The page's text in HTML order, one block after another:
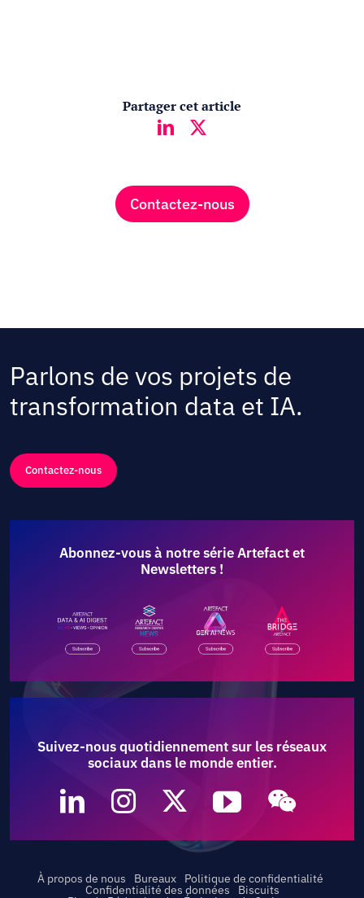
Partager cet article
Contactez-nous
Parlons de vos projets de
transformation data et IA.
Contactez-nous
Abonnez-vous à notre série Artefact et
Newsletters !
Suivez-nous quotidiennement sur les réseaux
sociaux dans le monde entier.
À propos de nous Bureaux Politique de confidentialité
Confidentialité des données Biscuits